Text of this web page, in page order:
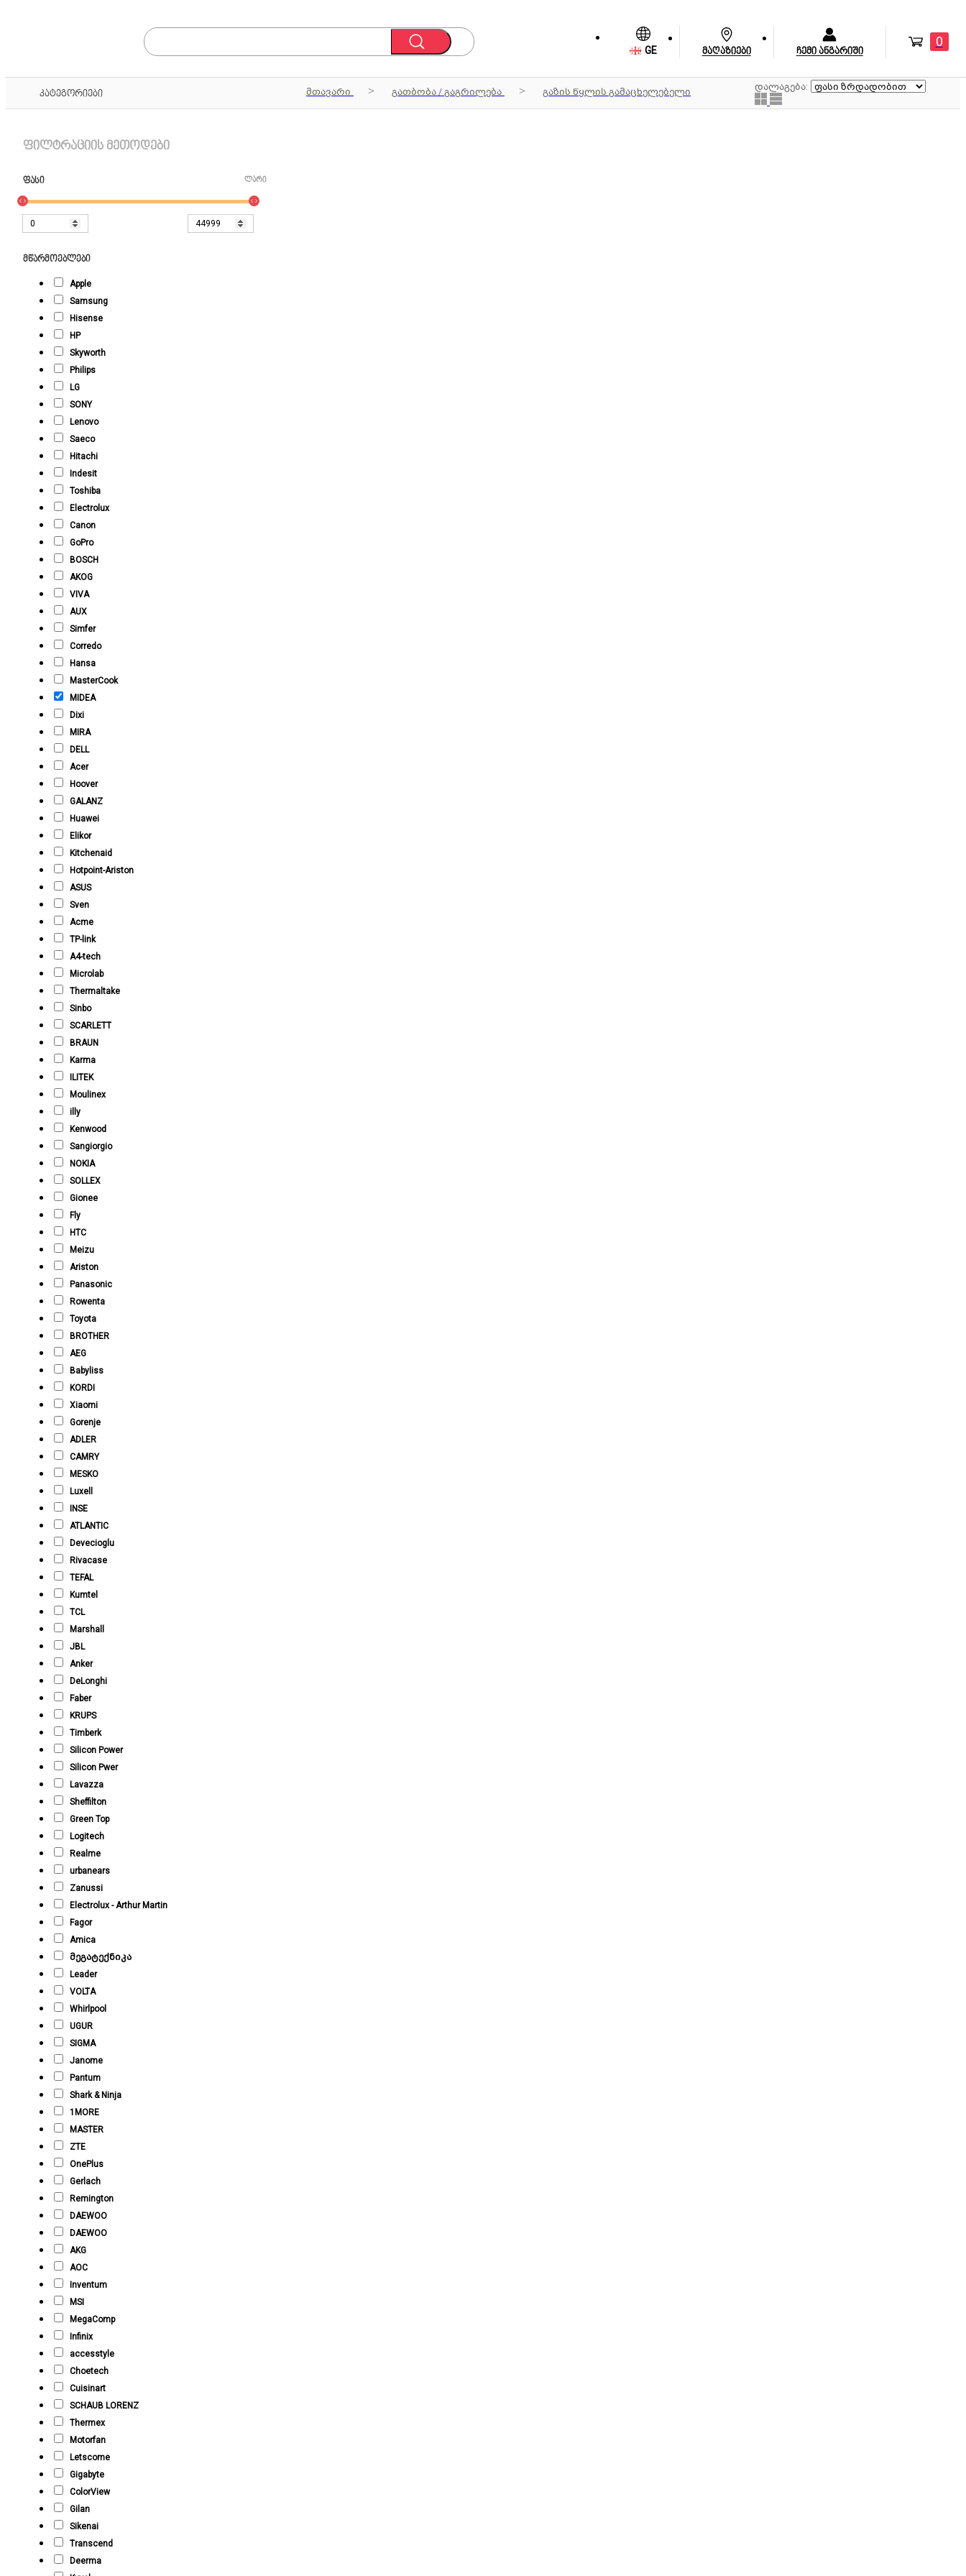
GE მაღაზიები ჩემი ანგარიში
0
კატეგორიები მთავარი გათბობა / გაგრილება გაზის წყლის გამაცხელებელი
დალაგება:
ფილტრაციის მეთოდები
ფასი ლარი
მწარმოებლები
Apple
Samsung
Hisense
HP
Skyworth
Philips
LG
SONY
Lenovo
Saeco
Hitachi
Indesit
Toshiba
Electrolux
Canon
GoPro
BOSCH
AKOG
VIVA
AUX
Simfer
Corredo
Hansa
MasterCook
MIDEA
Dixi
MIRA
DELL
Acer
Hoover
GALANZ
Huawei
Elikor
Kitchenaid
Hotpoint-Ariston
ASUS
Sven
Acme
TP-link
A4-tech
Microlab
Thermaltake
Sinbo
SCARLETT
BRAUN
Karma
ILITEK
Moulinex
illy
Kenwood
Sangiorgio
NOKIA
SOLLEX
Gionee
Fly
HTC
Meizu
Ariston
Panasonic
Rowenta
Toyota
BROTHER
AEG
Babyliss
KORDI
Xiaomi
Gorenje
ADLER
CAMRY
MESKO
Luxell
INSE
ATLANTIC
Devecioglu
Rivacase
TEFAL
Kumtel
TCL
Marshall
JBL
Anker
DeLonghi
Faber
KRUPS
Timberk
Silicon Power
Silicon Pwer
Lavazza
Sheffilton
Green Top
Logitech
Realme
urbanears
Zanussi
Electrolux - Arthur Martin
Fagor
Amica
მეგატექნიკა
Leader
VOLTA
Whirlpool
UGUR
SIGMA
Janome
Pantum
Shark & Ninja
1MORE
MASTER
ZTE
OnePlus
Gerlach
Remington
DAEWOO
DAEWOO
AKG
AOC
Inventum
MSI
MegaComp
Infinix
accesstyle
Choetech
Cuisinart
SCHAUB LORENZ
Thermex
Motorfan
Letscome
Gigabyte
ColorView
Gilan
Sikenai
Transcend
Deerma